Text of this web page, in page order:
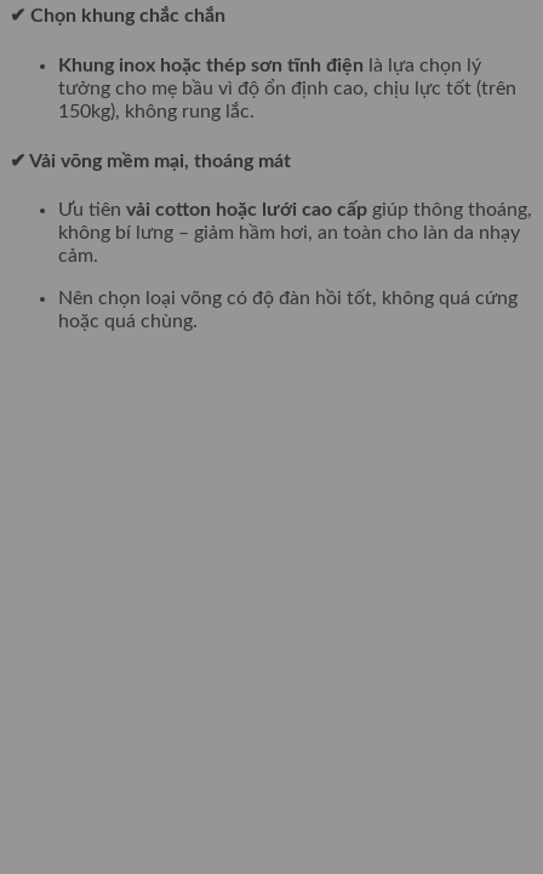
✔ Chọn khung chắc chắn
Khung inox hoặc thép sơn tĩnh điện là lựa chọn lý
tưởng cho mẹ bầu vì độ ổn định cao, chịu lực tốt (trên
150kg), không rung lắc.
✔ Vải võng mềm mại, thoáng mát
Ưu tiên vải cotton hoặc lưới cao cấp giúp thông thoáng,
không bí lưng – giảm hầm hơi, an toàn cho làn da nhạy
cảm.
Nên chọn loại võng có độ đàn hồi tốt, không quá cứng
hoặc quá chùng.